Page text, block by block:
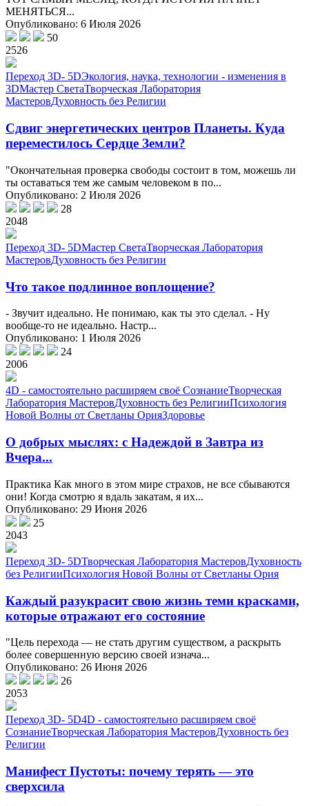
МЕНЯТЬСЯ...
Опубликовано: 6 Июля 2026
50
2526
Переход 3D- 5DЭкология, наука, технологии - изменения в
3DМастер СветаТворческая Лаборатория
МастеровДуховность без Религии
Сдвиг энергетических центров Планеты. Куда
переместилось Сердце Земли?
"Окончательная проверка свободы состоит в том, можешь ли
ты оставаться тем же самым человеком в по...
Опубликовано: 2 Июля 2026
28
2048
Переход 3D- 5DМастер СветаТворческая Лаборатория
МастеровДуховность без Религии
Что такое подлинное воплощение?
- Звучит идеально. Не понимаю, как ты это сделал. - Ну
вообще-то не идеально. Настр...
Опубликовано: 1 Июля 2026
24
2006
4D - самостоятельно расширяем своё СознаниеТворческая
Лаборатория МастеровДуховность без РелигииПсихология
Новой Волны от Светланы ОрияЗдоровье
О добрых мыслях: с Надеждой в Завтра из
Вчера...
Практика Как много в этом мире страхов, не все сбываются
они! Когда смотрю я вдаль закатам, я их...
Опубликовано: 29 Июня 2026
25
2043
Переход 3D- 5DТворческая Лаборатория МастеровДуховность
без РелигииПсихология Новой Волны от Светланы Ория
Каждый разукрасит свою жизнь теми красками,
которые отражают его состояние
"Цель перехода — не стать другим существом, а раскрыть
более совершенную версию своей изнача...
Опубликовано: 26 Июня 2026
26
2053
Переход 3D- 5D4D - самостоятельно расширяем своё
СознаниеТворческая Лаборатория МастеровДуховность без
Религии
Манифест Пустоты: почему терять — это
сверхсила